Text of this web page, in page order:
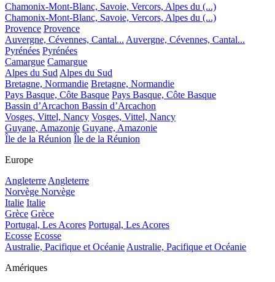
Chamonix-Mont-Blanc, Savoie, Vercors, Alpes du (...)
Chamonix-Mont-Blanc, Savoie, Vercors, Alpes du (...)
Provence Provence
Auvergne, Cévennes, Cantal... Auvergne, Cévennes, Cantal...
Pyrénées Pyrénées
Camargue Camargue
Alpes du Sud Alpes du Sud
Bretagne, Normandie Bretagne, Normandie
Pays Basque, Côte Basque Pays Basque, Côte Basque
Bassin d’Arcachon Bassin d’Arcachon
Vosges, Vittel, Nancy Vosges, Vittel, Nancy
Guyane, Amazonie Guyane, Amazonie
Île de la Réunion Île de la Réunion
Europe
Angleterre Angleterre
Norvège Norvège
Italie Italie
Grèce Grèce
Portugal, Les Acores Portugal, Les Acores
Ecosse Ecosse
Australie, Pacifique et Océanie Australie, Pacifique et Océanie
Amériques